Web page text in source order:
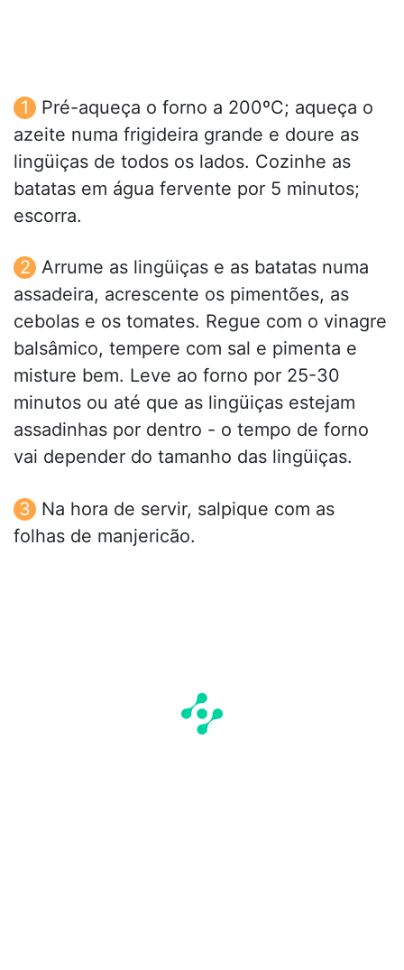
Pré-aqueça o forno a 200ºC; aqueça o
azeite numa frigideira grande e doure as
lingüiças de todos os lados. Cozinhe as
batatas em água fervente por 5 minutos;
escorra.
Arrume as lingüiças e as batatas numa
assadeira, acrescente os pimentões, as
cebolas e os tomates. Regue com o vinagre
balsâmico, tempere com sal e pimenta e
misture bem. Leve ao forno por 25-30
minutos ou até que as lingüiças estejam
assadinhas por dentro - o tempo de forno
vai depender do tamanho das lingüiças.
Na hora de servir, salpique com as
folhas de manjericão.